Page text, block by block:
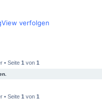
verfolgen
• Seite 1 von 1
• Seite 1 von 1